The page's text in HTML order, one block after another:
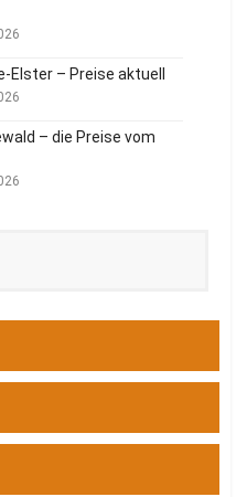
Elster – Preise aktuell
– die Preise vom